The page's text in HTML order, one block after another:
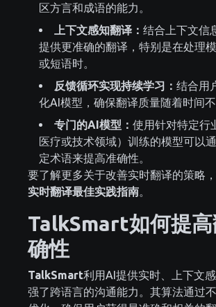
区方言和成语的能力。
上下文感知翻译： 结合上下文信
提供更准确的翻译，特别是在处理
或短语时。
反馈循环实现持续学习： 结合用
化AI模型，确保翻译质量随着时间不
专门的AI模型： 使用针对特定行
医疗或技术领域）训练的模型可以
定术语来提高准确性。
要了解更多关于改善实时翻译的策略
实时翻译最佳实践指南
TalkSmart如何提
确性
TalkSmart利用AI提供实时、上下文
强了跨语言的沟通能力。其算法通过